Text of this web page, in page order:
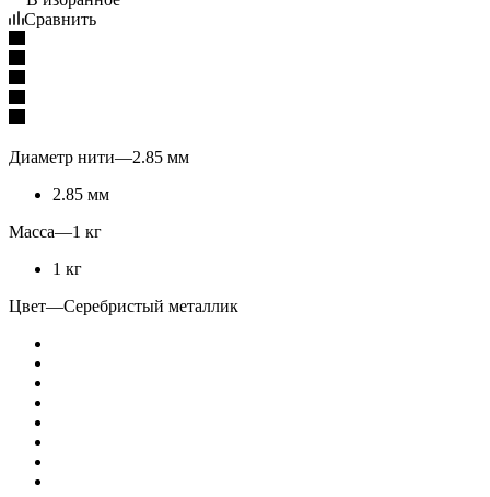
Сравнить
Диаметр нити—2.85 мм
2.85 мм
Масса—1 кг
1 кг
Цвет—Серебристый металлик